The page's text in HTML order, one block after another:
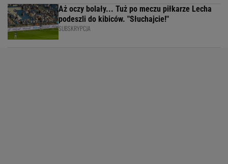
Aż oczy bolały... Tuż po meczu piłkarze Lecha
podeszli do kibiców. "Słuchajcie!"
SUBSKRYPCJA